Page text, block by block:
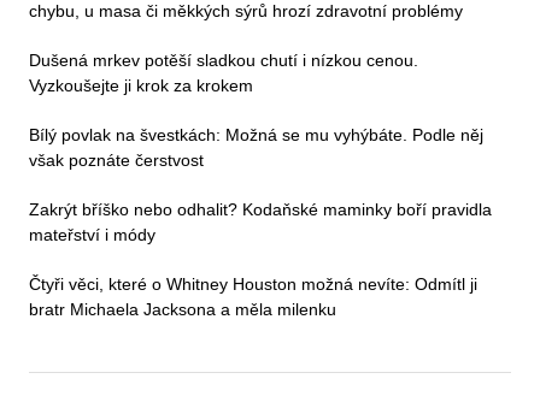
chybu, u masa či měkkých sýrů hrozí zdravotní problémy
Dušená mrkev potěší sladkou chutí i nízkou cenou.
Vyzkoušejte ji krok za krokem
Bílý povlak na švestkách: Možná se mu vyhýbáte. Podle něj
však poznáte čerstvost
Zakrýt bříško nebo odhalit? Kodaňské maminky boří pravidla
mateřství i módy
Čtyři věci, které o Whitney Houston možná nevíte: Odmítl ji
bratr Michaela Jacksona a měla milenku